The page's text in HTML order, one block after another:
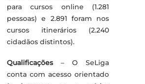
para cursos online (1.281
pessoas) e 2.891 foram nos
cursos itinerários (2.240
cidadãos distintos).
Qualificações– O SeLiga
conta com acesso orientado